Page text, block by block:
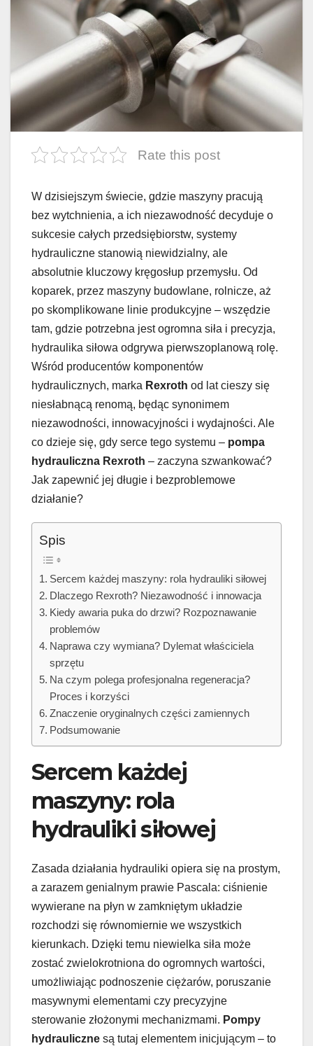
Rate this post
W dzisiejszym świecie, gdzie maszyny pracują
bez wytchnienia, a ich niezawodność decyduje o
sukcesie całych przedsiębiorstw, systemy
hydrauliczne stanowią niewidzialny, ale
absolutnie kluczowy kręgosłup przemysłu. Od
koparek, przez maszyny budowlane, rolnicze, aż
po skomplikowane linie produkcyjne – wszędzie
tam, gdzie potrzebna jest ogromna siła i precyzja,
hydraulika siłowa odgrywa pierwszoplanową rolę.
Wśród producentów komponentów
hydraulicznych, marka Rexroth od lat cieszy się
niesłabnącą renomą, będąc synonimem
niezawodności, innowacyjności i wydajności. Ale
co dzieje się, gdy serce tego systemu – pompa
hydrauliczna Rexroth – zaczyna szwankować?
Jak zapewnić jej długie i bezproblemowe
działanie?
Spis
Sercem każdej maszyny: rola hydrauliki siłowej
Dlaczego Rexroth? Niezawodność i innowacja
Kiedy awaria puka do drzwi? Rozpoznawanie
problemów
Naprawa czy wymiana? Dylemat właściciela
sprzętu
Na czym polega profesjonalna regeneracja?
Proces i korzyści
Znaczenie oryginalnych części zamiennych
Podsumowanie
Sercem każdej
maszyny: rola
hydrauliki siłowej
Zasada działania hydrauliki opiera się na prostym,
a zarazem genialnym prawie Pascala: ciśnienie
wywierane na płyn w zamkniętym układzie
rozchodzi się równomiernie we wszystkich
kierunkach. Dzięki temu niewielka siła może
zostać zwielokrotniona do ogromnych wartości,
umożliwiając podnoszenie ciężarów, poruszanie
masywnymi elementami czy precyzyjne
sterowanie złożonymi mechanizmami. Pompy
hydrauliczne są tutaj elementem inicjującym – to